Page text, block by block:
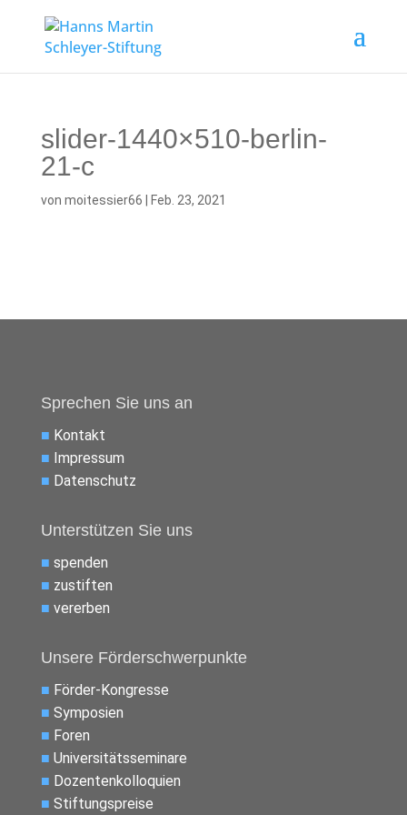
slider-1440×510-berlin-
21-c
von moitessier66 Feb. 23, 2021
Sprechen Sie uns an
■ Kontakt
■ Impressum
■ Datenschutz
Unterstützen Sie uns
■ spenden
■ zustiften
■ vererben
Unsere Förderschwerpunkte
■ Förder-Kongresse
■ Symposien
■ Foren
■ Universitätsseminare
■ Dozentenkolloquien
■ Stiftungspreise